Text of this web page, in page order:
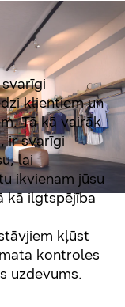
klientiem un
Tā kā vairāk
ir svarīgi
lai
ikvienam jūsu
kā ilgtspējība
kļūst
kontroles
uzdevums.